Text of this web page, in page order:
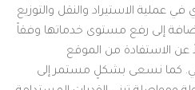
في عملية الاستيراد والنقل والتوزيع
إلى رفع مستوى خدماتها وفقاً
عن الاستفادة من الموقع
كما نسعى بشكلٍ مستمر إلى